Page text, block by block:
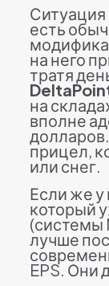
Ситуация
есть
на него
тратя
на
вполне
прицел,
или снег.
Если же у
который
(системы
лучше
EPS. Они